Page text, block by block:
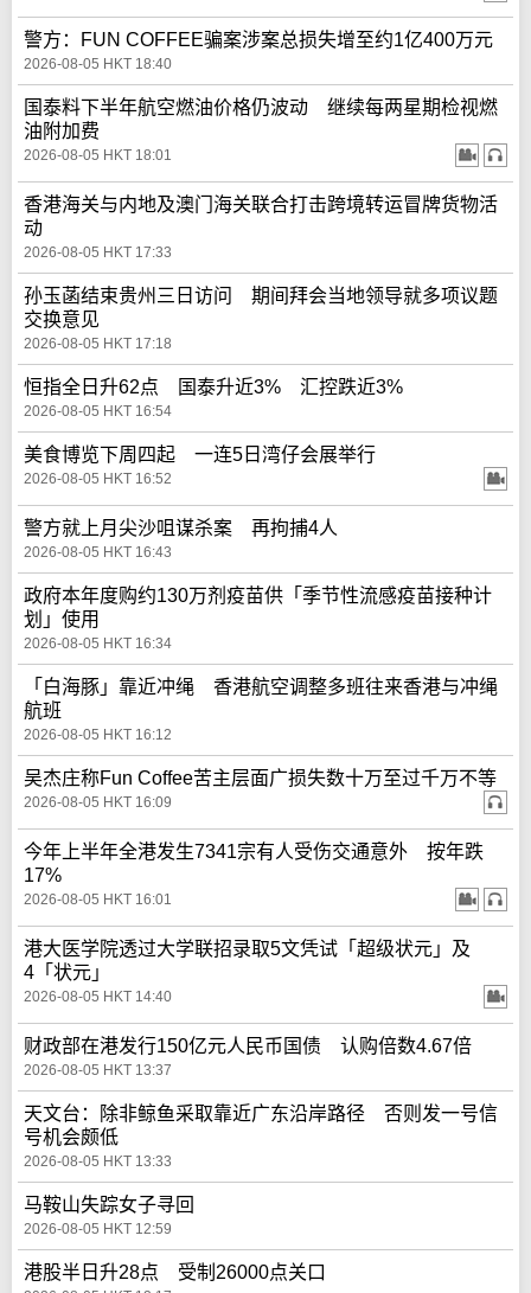
警方：FUN COFFEE骗案涉案总损失增至约1亿400万元
2026-08-05 HKT 18:40
国泰料下半年航空燃油价格仍波动 继续每两星期检视燃
油附加费
2026-08-05 HKT 18:01
香港海关与内地及澳门海关联合打击跨境转运冒牌货物活
动
2026-08-05 HKT 17:33
孙玉菡结束贵州三日访问 期间拜会当地领导就多项议题
交换意见
2026-08-05 HKT 17:18
恒指全日升62点 国泰升近3% 汇控跌近3%
2026-08-05 HKT 16:54
美食博览下周四起 一连5日湾仔会展举行
2026-08-05 HKT 16:52
警方就上月尖沙咀谋杀案 再拘捕4人
2026-08-05 HKT 16:43
政府本年度购约130万剂疫苗供「季节性流感疫苗接种计
划」使用
2026-08-05 HKT 16:34
「白海豚」靠近冲绳 香港航空调整多班往来香港与冲绳
航班
2026-08-05 HKT 16:12
吴杰庄称Fun Coffee苦主层面广损失数十万至过千万不等
2026-08-05 HKT 16:09
今年上半年全港发生7341宗有人受伤交通意外 按年跌
17%
2026-08-05 HKT 16:01
港大医学院透过大学联招录取5文凭试「超级状元」及
4「状元」
2026-08-05 HKT 14:40
财政部在港发行150亿元人民币国债 认购倍数4.67倍
2026-08-05 HKT 13:37
天文台：除非鲸鱼采取靠近广东沿岸路径 否则发一号信
号机会颇低
2026-08-05 HKT 13:33
马鞍山失踪女子寻回
2026-08-05 HKT 12:59
港股半日升28点 受制26000点关口